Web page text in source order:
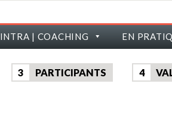
INTRA | COACHING EN
3 PARTICIPANTS 4